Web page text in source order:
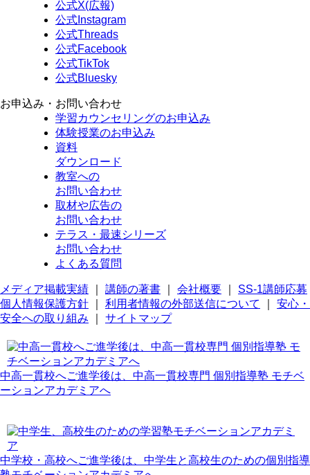
公式X(広報)
公式Instagram
公式Threads
公式Facebook
公式TikTok
公式Bluesky
お申込み・お問い合わせ
学習カウンセリングのお申込み
体験授業のお申込み
資料
ダウンロード
教室への
お問い合わせ
取材や広告の
お問い合わせ
テラス・最速シリーズ
お問い合わせ
よくある質問
メディア掲載実績 講師の著書 会社概要
SS-1講師応募
個人情報保護方針
利用者情報の外部送信について
安心・
安全への取り組み
サイトマップ
中高一貫校へご進学後は、中高一貫校専門 個別指導塾 モチベ
ーションアカデミアへ
中学校・高校へご進学後は、中学生と高校生のための個別指導